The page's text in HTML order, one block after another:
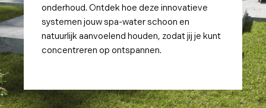
onderhoud. Ontdek hoe deze innovatieve
systemen jouw spa-water schoon en
natuurlijk aanvoelend houden, zodat jij je kunt
concentreren op ontspannen.